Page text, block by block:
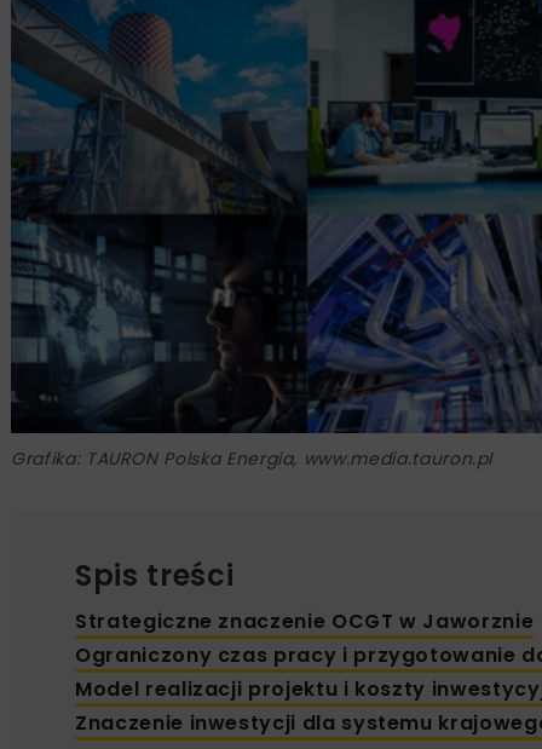
Grafika: TAURON Polska Energia, www.media.tauron.pl
Spis treści
Strategiczne znaczenie OCGT w Jaworznie
Ograniczony czas pracy i przygotowanie
Model realizacji projektu i koszty
Znaczenie inwestycji dla systemu